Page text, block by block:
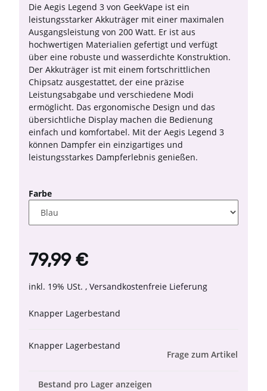
Die Aegis Legend 3 von GeekVape ist ein
leistungsstarker Akkuträger mit einer maximalen
Ausgangsleistung von 200 Watt. Er ist aus
hochwertigen Materialien gefertigt und verfügt
über eine robuste und wasserdichte Konstruktion.
Der Akkuträger ist mit einem fortschrittlichen
Chipsatz ausgestattet, der eine präzise
Leistungsabgabe und verschiedene Modi
ermöglicht. Das ergonomische Design und das
übersichtliche Display machen die Bedienung
einfach und komfortabel. Mit der Aegis Legend 3
können Dampfer ein einzigartiges und
leistungsstarkes Dampferlebnis genießen.
Farbe
79,99 €
inkl. 19% USt. , Versandkostenfreie Lieferung
Knapper Lagerbestand
Knapper Lagerbestand
Frage zum Artikel
Bestand pro Lager anzeigen